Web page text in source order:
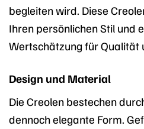
begleiten wird. Diese
Ihren persönlichen Stil und
Wertschätzung für Qualität
Design und Material
Die Creolen bestechen
dennoch elegante Form.